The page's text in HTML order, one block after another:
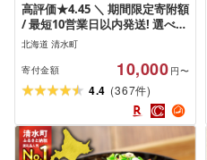
高評価★4.45 ＼ 期間限定寄附額
/ 最短10営業日以内発送! 選べる
セット内容 と 発送時期!大人気
牛とろ丼セット 牛とろフレーク
ぎゅうとろ 140g 180g 300g
500g お得な定期便 牛肉 ご飯の
お供 肉丼 ギュウトロ 国産 牛ト
ロ フレーク 北海道 清水町
北海道 清水町
寄付金額 10,000 円〜
4.4 (367件)